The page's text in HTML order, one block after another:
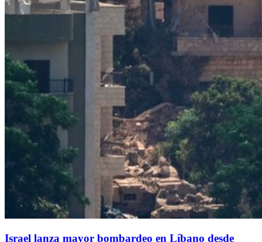
Israel lanza mayor bombardeo en Líbano desde